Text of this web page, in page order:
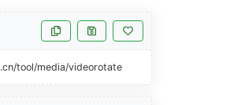
tool/media/videorotate